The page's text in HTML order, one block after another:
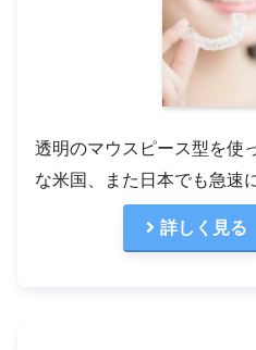
透明のマウスピース型を使
な米国、また日本でも急速
詳しく見る